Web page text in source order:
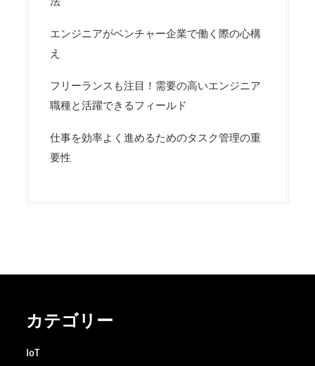
エンジニアがベンチャー企業で働く際の心構
え
フリーランスも注目！需要の高いエンジニア
職種と活躍できるフィールド
仕事を効率よく進めるためのタスク管理の重
要性
カテゴリー
IoT